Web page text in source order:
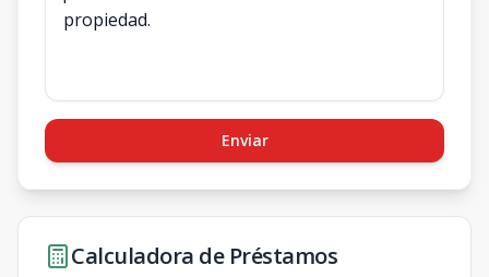
Enviar
Calculadora de Préstamos